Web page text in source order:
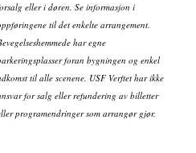
eller i døren. Se informasjon i
til det enkelte arrangement.
har egne
foran bygningen og enkel
til alle scenene. USF Verftet har ikke
for salg eller refundering av billetter
programendringer som arrangør gjør.